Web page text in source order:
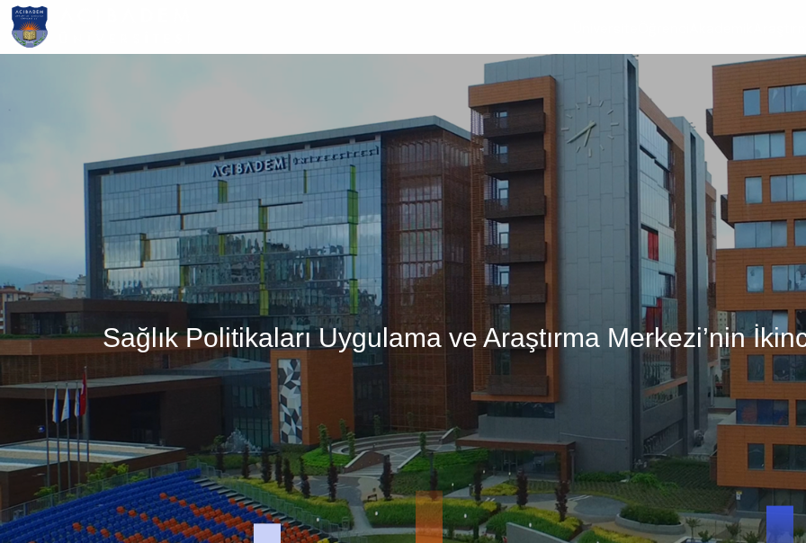
Ana
içeriğe
atla
Sağlık Politikaları Uygulama ve Araştırma Merkezi’nin